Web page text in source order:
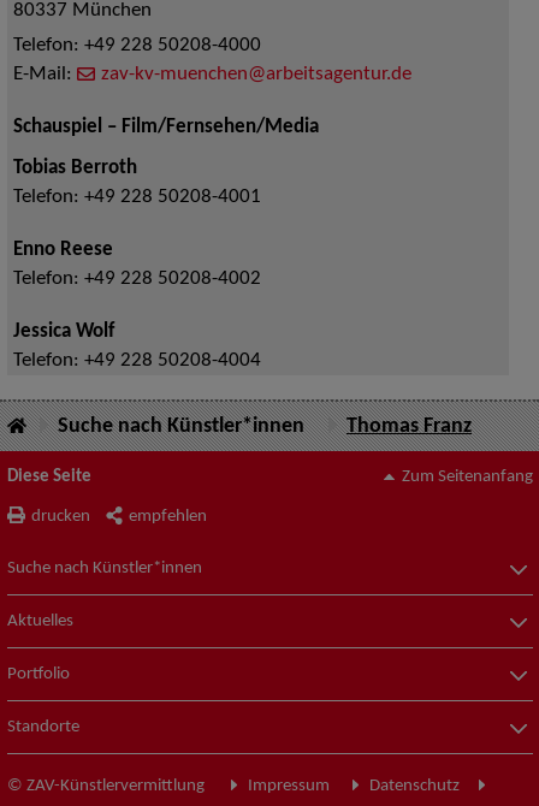
80337 München
Telefon: +49 228 50208-4000
E-Mail:
zav-kv-muenchen@arbeitsagentur.de
Schauspiel – Film/Fernsehen/Media
Tobias Berroth
Telefon: +49 228 50208-4001
Enno Reese
Telefon: +49 228 50208-4002
Jessica Wolf
Telefon: +49 228 50208-4004
Suche nach Künstler*innen Thomas Franz
Diese Seite
drucken empfehlen
Zum Seitenanfang
Suche nach Künstler*innen
Aktuelles
Portfolio
Standorte
© ZAV-Künstlervermittlung Impressum
Datenschutz